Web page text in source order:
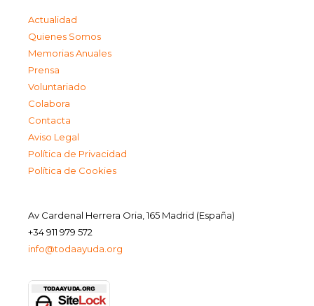
Actualidad
Quienes Somos
Memorias Anuales
Prensa
Voluntariado
Colabora
Contacta
Aviso Legal
Política de Privacidad
Política de Cookies
Av Cardenal Herrera Oria, 165 Madrid (España)
+34 911 979 572
info@todaayuda.org